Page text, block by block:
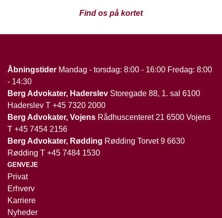
Find os på kortet
Åbningstider Mandag - torsdag: 8:00 - 16:00 Fredag: 8:00
- 14:30
Berg Advokater, Haderslev Storegade 88, 1. sal 6100
Haderslev T +45 7320 2000
Berg Advokater, Vojens Rådhuscenteret 21 6500 Vojens
T +45 7454 2156
Berg Advokater, Rødding Rødding Torvet 9 6630
Rødding T +45 7484 1530
GENVEJE
Privat
Erhverv
Karriere
Nyheder